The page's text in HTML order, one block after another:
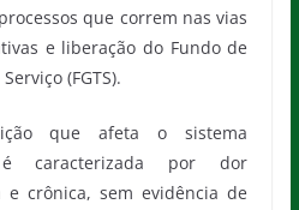
que correm nas vias
e liberação do Fundo de
(FGTS).
que afeta o sistema
é caracterizada por dor
e crônica, sem evidência de